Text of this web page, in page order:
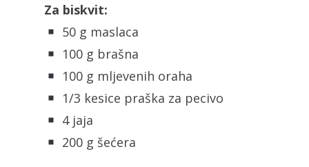
Za biskvit:
50 g maslaca
100 g brašna
100 g mljevenih oraha
1/3 kesice praška za pecivo
4 jaja
200 g šećera